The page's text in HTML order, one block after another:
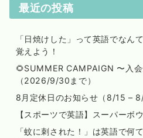
最近の投稿
「日焼けした」って英語でなん
覚えよう！
🌻SUMMER CAMPAIGN 〜入
（2026/9/30まで）
8月定休日のお知らせ（8/15 – 8/
【スポーツで英語】スーパーボ
「蚊に刺された！」は英語で何